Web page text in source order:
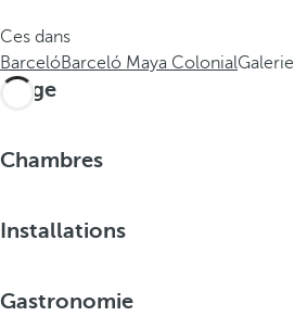
Ces dans
BarcelóBarceló Maya ColonialGalerie
Plage
Chambres
Installations
Gastronomie